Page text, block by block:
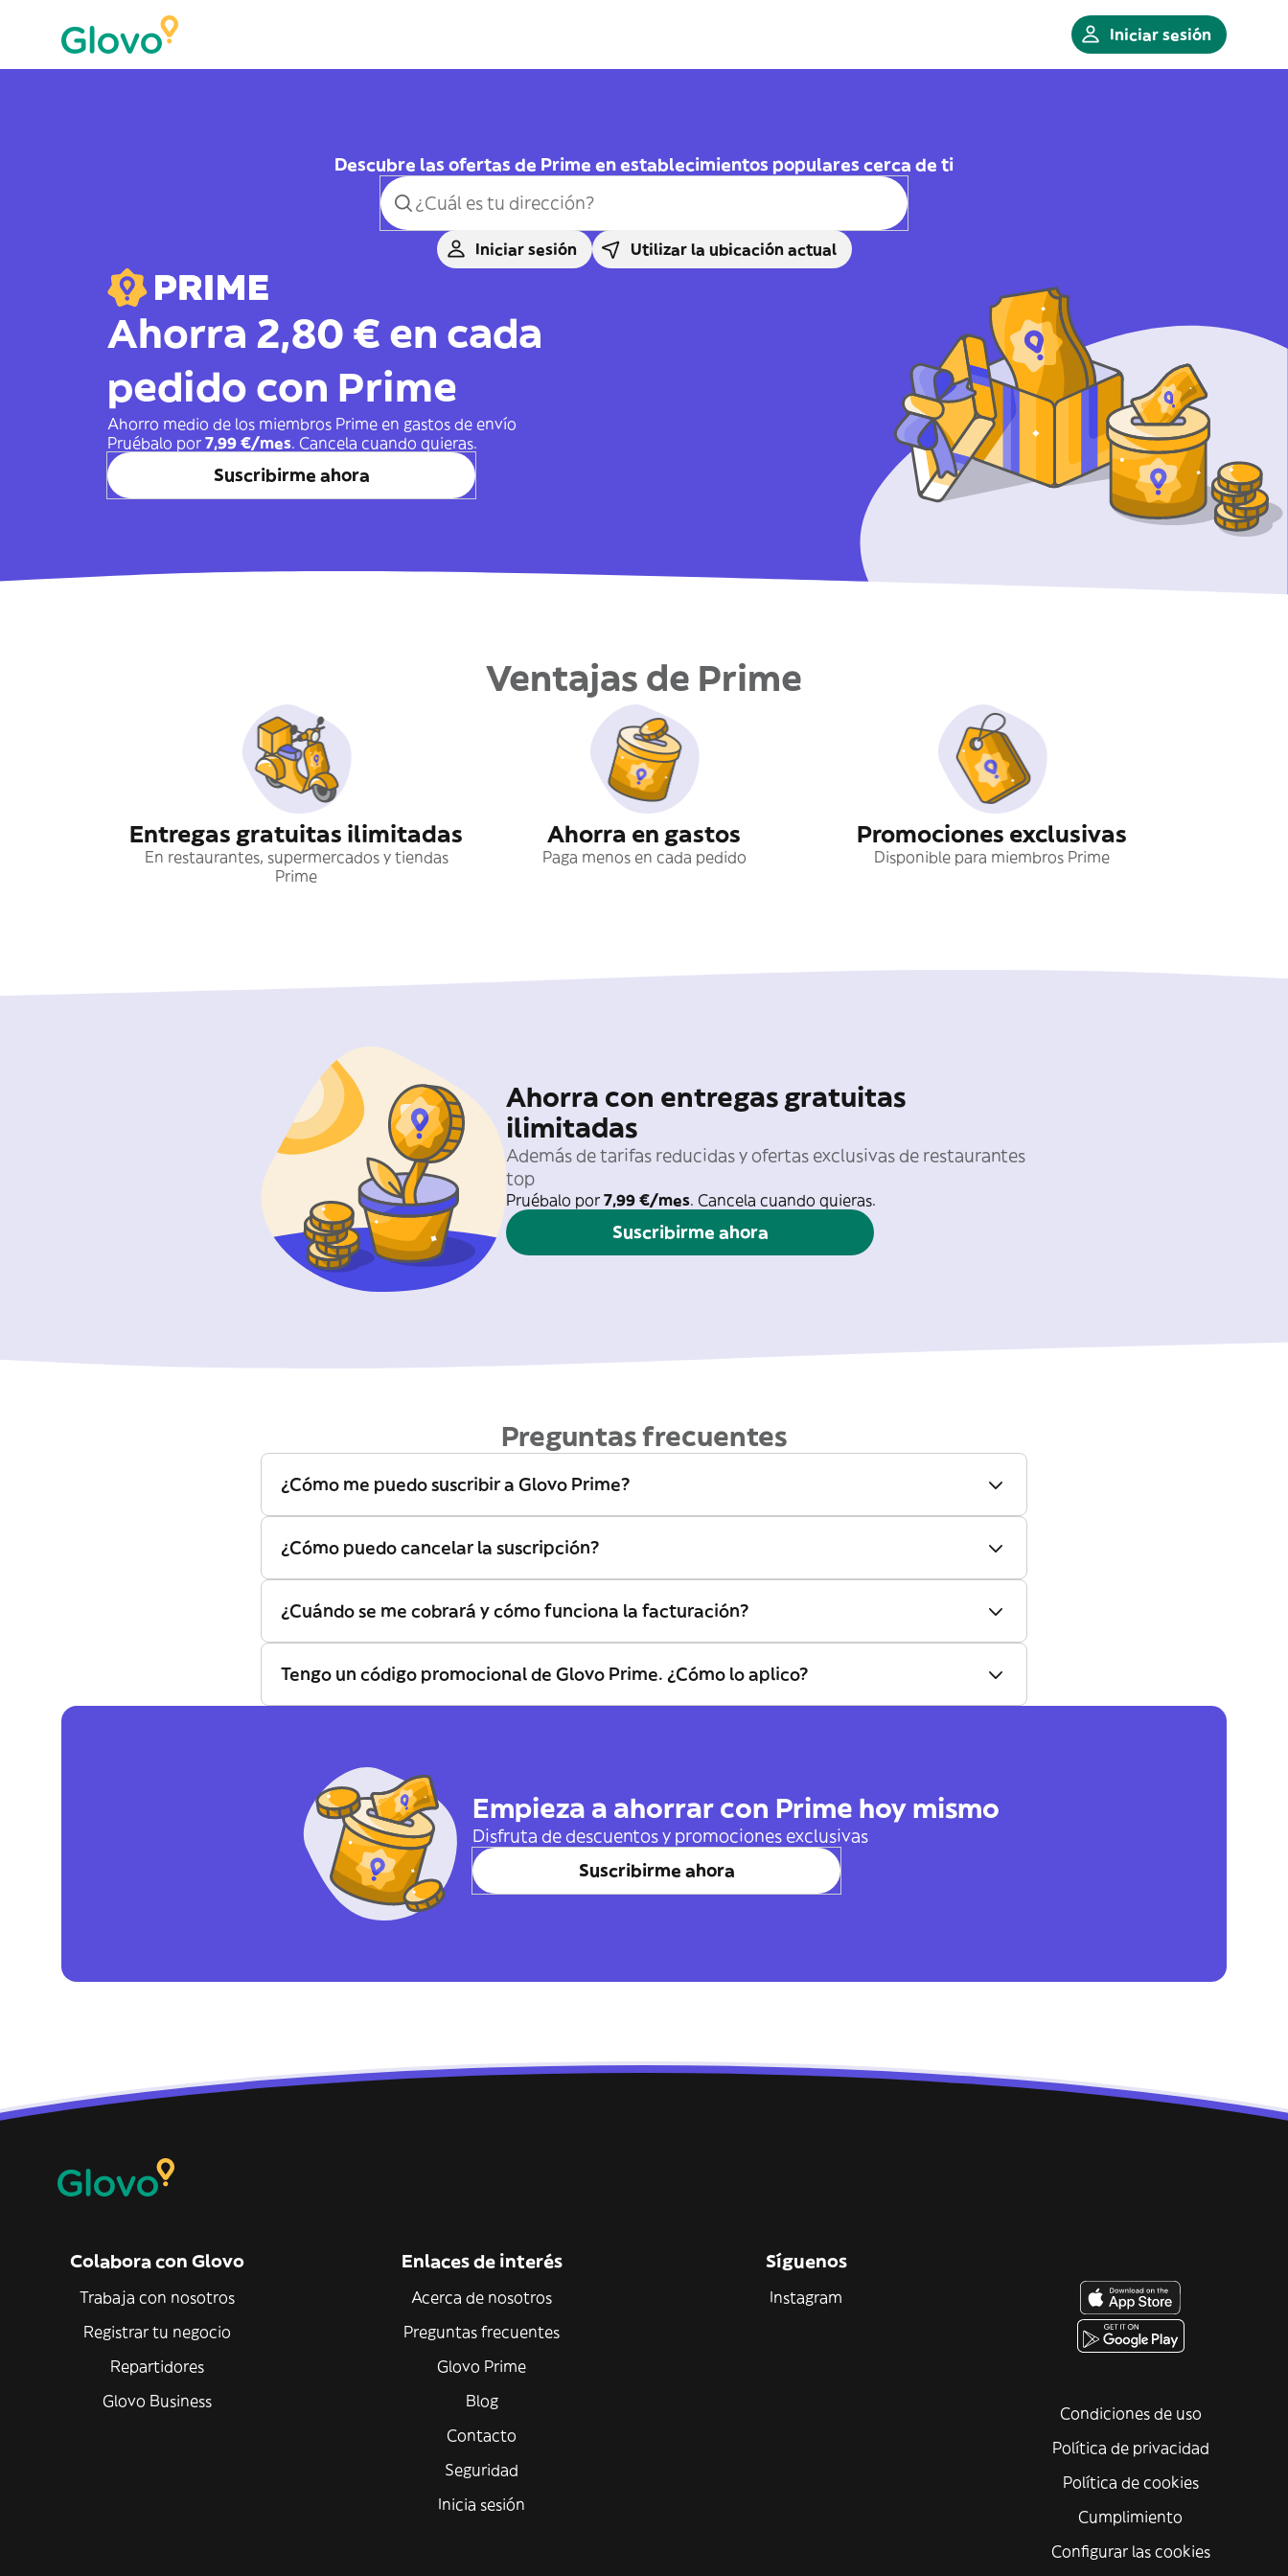
Iniciar sesión
Descubre las ofertas de Prime en establecimientos populares cerca de ti
Iniciar sesión Utilizar la ubicación actual
Ahorra 2,80 € en cada
pedido con Prime
Ahorro medio de los miembros Prime en gastos de envío
Pruébalo por 7,99 €/mes. Cancela cuando quieras.
Suscribirme ahora
Ventajas de Prime
Entregas gratuitas ilimitadas
En restaurantes, supermercados y tiendas
Prime
Ahorra en gastos
Paga menos en cada pedido
Promociones exclusivas
Disponible para miembros Prime
Ahorra con entregas gratuitas
ilimitadas
Además de tarifas reducidas y ofertas exclusivas de restaurantes
top
Pruébalo por 7,99 €/mes. Cancela cuando quieras.
Suscribirme ahora
Preguntas frecuentes
¿Cómo me puedo suscribir a Glovo Prime?
¿Cómo puedo cancelar la suscripción?
¿Cuándo se me cobrará y cómo funciona la facturación?
Tengo un código promocional de Glovo Prime. ¿Cómo lo aplico?
Empieza a ahorrar con Prime hoy mismo
Disfruta de descuentos y promociones exclusivas
Suscribirme ahora
Colabora con Glovo
Trabaja con nosotros
Registrar tu negocio
Repartidores
Glovo Business
Enlaces de interés
Acerca de nosotros
Preguntas frecuentes
Glovo Prime
Blog
Contacto
Seguridad
Inicia sesión
Síguenos
Instagram
Condiciones de uso
Política de privacidad
Política de cookies
Cumplimiento
Configurar las cookies